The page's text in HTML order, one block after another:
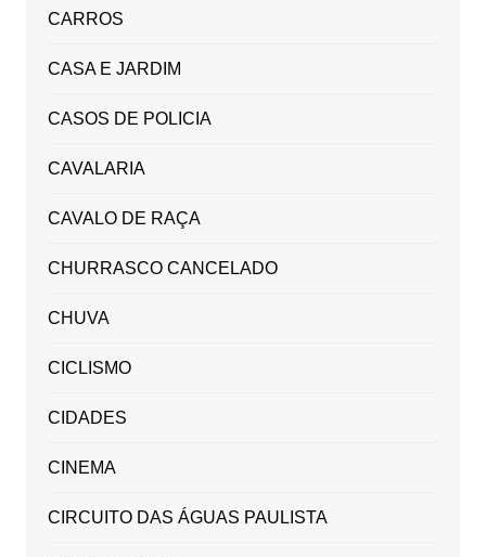
CARROS
CASA E JARDIM
CASOS DE POLICIA
CAVALARIA
CAVALO DE RAÇA
CHURRASCO CANCELADO
CHUVA
CICLISMO
CIDADES
CINEMA
CIRCUITO DAS ÁGUAS PAULISTA